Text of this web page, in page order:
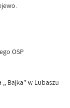
OSP
Bajka” w Lubaszu